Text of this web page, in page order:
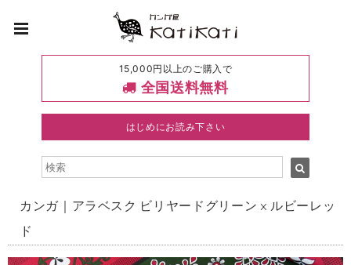
15,000円以上のご購入で
全国送料無料
はじめにお読み下さい
カンガ｜アラベスク ビリヤードグリーン × ルビーレッ
ド